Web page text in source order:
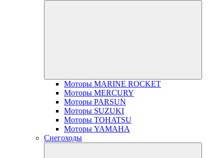
Моторы MARINE ROCKET
Моторы MERCURY
Моторы PARSUN
Моторы SUZUKI
Моторы TOHATSU
Моторы YAMAHA
Снегоходы